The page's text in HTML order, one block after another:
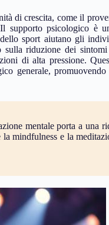
di crescita, come il
supporto psicologico è
sport aiutano gli
riduzione dei
di alta pressione.
generale,
mentale porta a una
mindfulness e la